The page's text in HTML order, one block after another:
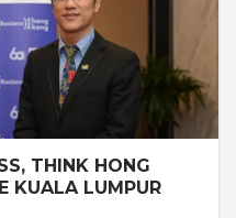
THINK HONG
KUALA LUMPUR